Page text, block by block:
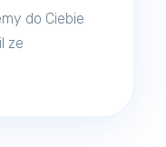
do Ciebie
ze